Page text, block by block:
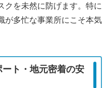
クを未然に防げます。特に
が多忙な事業所にこそ本気
ト・地元密着の安